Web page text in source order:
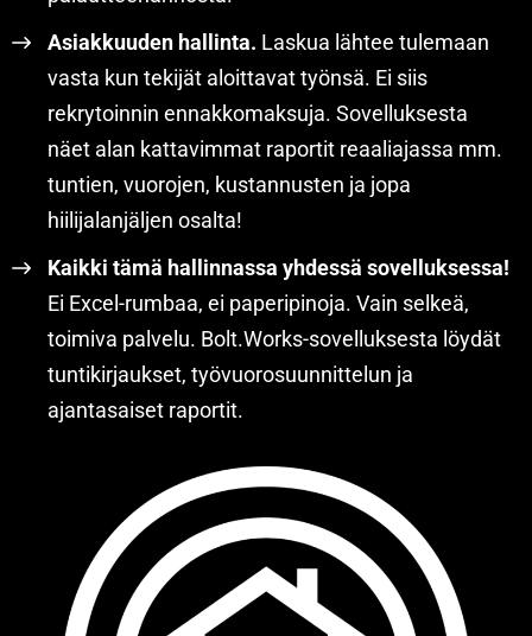
Asiakkuuden hallinta. Laskua lähtee tulemaan
vasta kun tekijät aloittavat työnsä. Ei siis
rekrytoinnin ennakkomaksuja. Sovelluksesta
näet alan kattavimmat raportit reaaliajassa mm.
tuntien, vuorojen, kustannusten ja jopa
hiilijalanjäljen osalta!
Kaikki tämä hallinnassa yhdessä sovelluksessa!
Ei Excel-rumbaa, ei paperipinoja. Vain selkeä,
toimiva palvelu. Bolt.Works-sovelluksesta löydät
tuntikirjaukset, työvuorosuunnittelun ja
ajantasaiset raportit.